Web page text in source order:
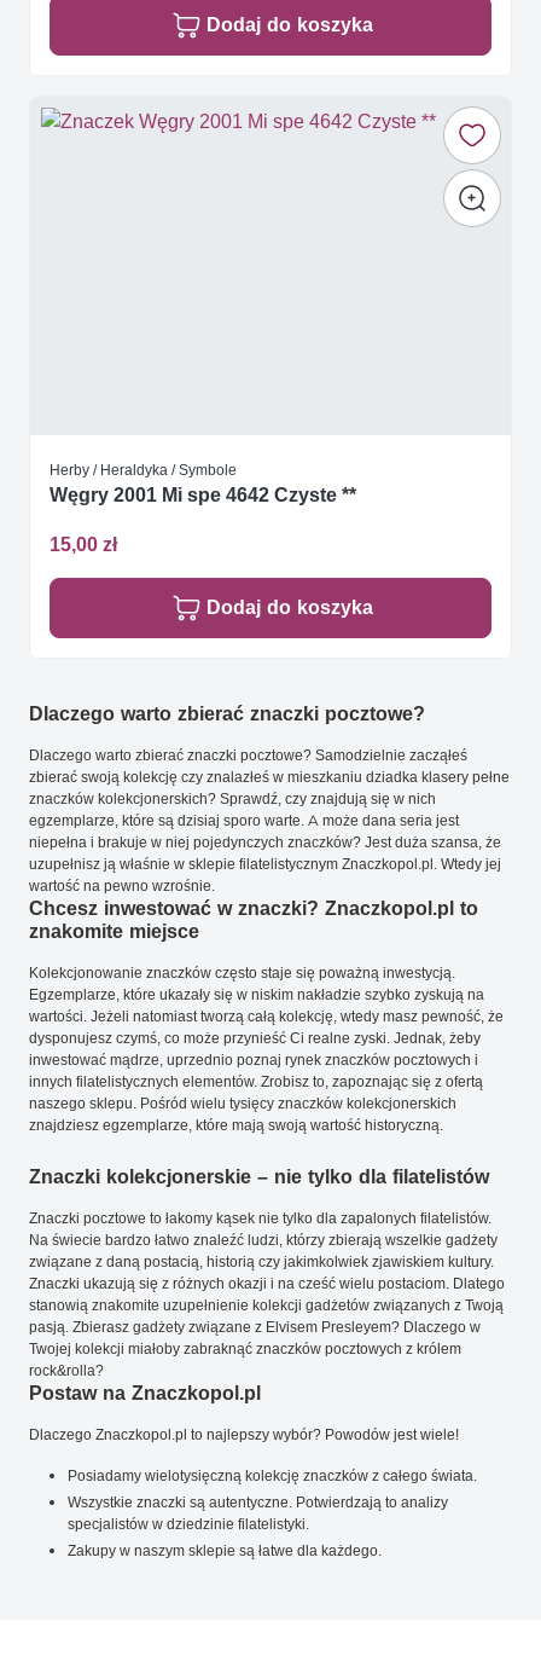
Dodaj do koszyka
Herby / Heraldyka / Symbole
Węgry 2001 Mi spe 4642 Czyste **
15,00 zł
Dodaj do koszyka
Dlaczego warto zbierać znaczki pocztowe?
Dlaczego warto zbierać znaczki pocztowe? Samodzielnie zacząłeś
zbierać swoją kolekcję czy znalazłeś w mieszkaniu dziadka klasery pełne
znaczków kolekcjonerskich? Sprawdź, czy znajdują się w nich
egzemplarze, które są dzisiaj sporo warte. A może dana seria jest
niepełna i brakuje w niej pojedynczych znaczków? Jest duża szansa, że
uzupełnisz ją właśnie w sklepie filatelistycznym Znaczkopol.pl. Wtedy jej
wartość na pewno wzrośnie.
Chcesz inwestować w znaczki? Znaczkopol.pl to
znakomite miejsce
Kolekcjonowanie znaczków często staje się poważną inwestycją.
Egzemplarze, które ukazały się w niskim nakładzie szybko zyskują na
wartości. Jeżeli natomiast tworzą całą kolekcję, wtedy masz pewność, że
dysponujesz czymś, co może przynieść Ci realne zyski. Jednak, żeby
inwestować mądrze, uprzednio poznaj rynek znaczków pocztowych i
innych filatelistycznych elementów. Zrobisz to, zapoznając się z ofertą
naszego sklepu. Pośród wielu tysięcy znaczków kolekcjonerskich
znajdziesz egzemplarze, które mają swoją wartość historyczną.
Znaczki kolekcjonerskie – nie tylko dla filatelistów
Znaczki pocztowe to łakomy kąsek nie tylko dla zapalonych filatelistów.
Na świecie bardzo łatwo znaleźć ludzi, którzy zbierają wszelkie gadżety
związane z daną postacią, historią czy jakimkolwiek zjawiskiem kultury.
Znaczki ukazują się z różnych okazji i na cześć wielu postaciom. Dlatego
stanowią znakomite uzupełnienie kolekcji gadżetów związanych z Twoją
pasją. Zbierasz gadżety związane z Elvisem Presleyem? Dlaczego w
Twojej kolekcji miałoby zabraknąć znaczków pocztowych z królem
rock&rolla?
Postaw na Znaczkopol.pl
Dlaczego Znaczkopol.pl to najlepszy wybór? Powodów jest wiele!
Posiadamy wielotysięczną kolekcję znaczków z całego świata.
Wszystkie znaczki są autentyczne. Potwierdzają to analizy
specjalistów w dziedzinie filatelistyki.
Zakupy w naszym sklepie są łatwe dla każdego.